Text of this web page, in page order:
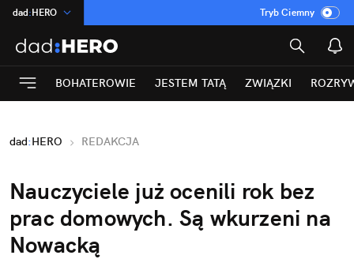
dad:HERO
:Temat
INN:Poland
ASZ:dziennik
Rozrywka
Tryb Ciemny
BOHATEROWIE JESTEM TATĄ ZWIĄZKI
dad:HERO REDAKCJA
Nauczyciele już ocenili rok bez
prac domowych. Są wkurzeni na
Nowacką